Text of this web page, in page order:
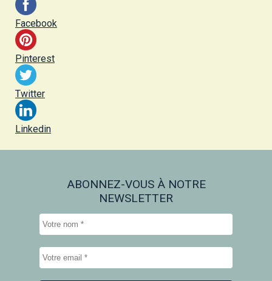
Facebook
Pinterest
Twitter
Linkedin
ABONNEZ-VOUS À NOTRE
NEWSLETTER